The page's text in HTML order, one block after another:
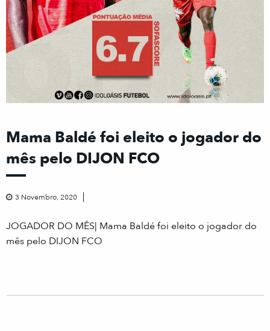
Mama Baldé foi eleito o jogador do
mês pelo DIJON FCO
3 Novembro, 2020
JOGADOR DO MÊS| Mama Baldé foi eleito o jogador do
mês pelo DIJON FCO